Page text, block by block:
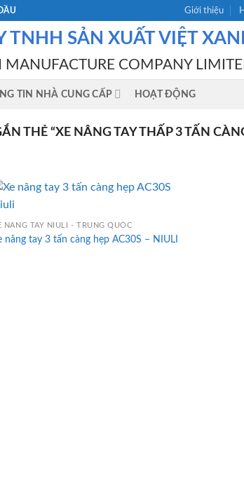
Giới thiệu
TNHH SẢN XUẤT VIỆT
MANUFACTURE COMPANY
TIN NHÀ CUNG CẤP HOẠT ĐỘNG
THẺ “XE NÂNG TAY THẤP 3 TẤN
NÂNG TAY NIULI - TRUNG QUỐC
nâng tay 3 tấn càng hẹp AC30S – NIULI